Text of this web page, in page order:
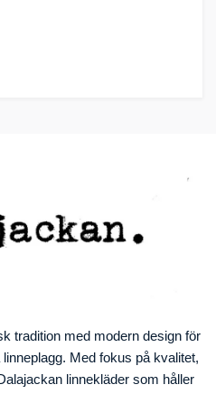
tradition med modern design för
Med fokus på kvalitet,
linnekläder som håller